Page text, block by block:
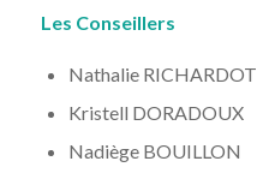
Les Conseillers
Nathalie RICHARDOT
Kristell DORADOUX
Nadiège BOUILLON